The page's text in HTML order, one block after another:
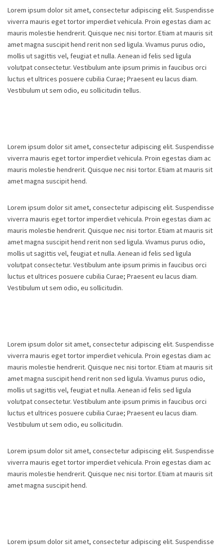
Lorem ipsum dolor sit amet, consectetur adipiscing elit. Suspendisse
viverra mauris eget tortor imperdiet vehicula. Proin egestas diam ac
mauris molestie hendrerit. Quisque nec nisi tortor. Etiam at mauris sit
amet magna suscipit hend rerit non sed ligula. Vivamus purus odio,
mollis ut sagittis vel, feugiat et nulla. Aenean id felis sed ligula
volutpat consectetur. Vestibulum ante ipsum primis in faucibus orci
luctus et ultrices posuere cubilia Curae; Praesent eu lacus diam.
Vestibulum ut sem odio, eu sollicitudin tellus.
Lorem ipsum dolor sit amet, consectetur adipiscing elit. Suspendisse
viverra mauris eget tortor imperdiet vehicula. Proin egestas diam ac
mauris molestie hendrerit. Quisque nec nisi tortor. Etiam at mauris sit
amet magna suscipit hend.
Lorem ipsum dolor sit amet, consectetur adipiscing elit. Suspendisse
viverra mauris eget tortor imperdiet vehicula. Proin egestas diam ac
mauris molestie hendrerit. Quisque nec nisi tortor. Etiam at mauris sit
amet magna suscipit hend rerit non sed ligula. Vivamus purus odio,
mollis ut sagittis vel, feugiat et nulla. Aenean id felis sed ligula
volutpat consectetur. Vestibulum ante ipsum primis in faucibus orci
luctus et ultrices posuere cubilia Curae; Praesent eu lacus diam.
Vestibulum ut sem odio, eu sollicitudin.
Lorem ipsum dolor sit amet, consectetur adipiscing elit. Suspendisse
viverra mauris eget tortor imperdiet vehicula. Proin egestas diam ac
mauris molestie hendrerit. Quisque nec nisi tortor. Etiam at mauris sit
amet magna suscipit hend rerit non sed ligula. Vivamus purus odio,
mollis ut sagittis vel, feugiat et nulla. Aenean id felis sed ligula
volutpat consectetur. Vestibulum ante ipsum primis in faucibus orci
luctus et ultrices posuere cubilia Curae; Praesent eu lacus diam.
Vestibulum ut sem odio, eu sollicitudin.
Lorem ipsum dolor sit amet, consectetur adipiscing elit. Suspendisse
viverra mauris eget tortor imperdiet vehicula. Proin egestas diam ac
mauris molestie hendrerit. Quisque nec nisi tortor. Etiam at mauris sit
amet magna suscipit hend.
Lorem ipsum dolor sit amet, consectetur adipiscing elit. Suspendisse